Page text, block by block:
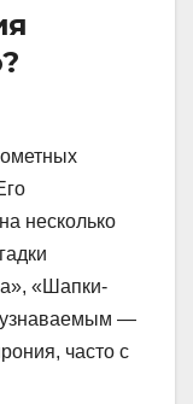
несколько
«Шапки-
узнаваемым —
часто с